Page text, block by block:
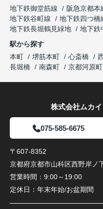
地下鉄御堂筋線
阪急京都本
地下鉄谷町線
地下鉄四つ橋
地下鉄長堀鶴見緑地
地下鉄
駅から探す
本町
堺筋本町 心斎橋
長堀橋
南森町 京都河原町
株式会社ムカ
075-585-6675
〒607-8352
京都府京都市山科区西野岸ノ
営業時間： 9:00～19:00
定休日： 年末年始/お盆期間